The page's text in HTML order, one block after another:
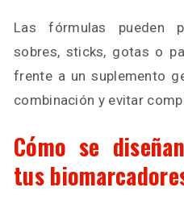
Las fórmulas pueden
sobres, sticks, gotas o
frente a un suplemento
combinación y evitar
Cómo se
tus